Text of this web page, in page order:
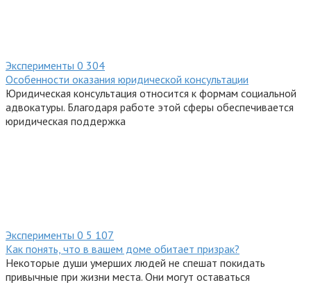
Эксперименты 0 304
Особенности оказания юридической консультации
Юридическая консультация относится к формам социальной
адвокатуры. Благодаря работе этой сферы обеспечивается
юридическая поддержка
Эксперименты 0 5 107
Как понять, что в вашем доме обитает призрак?
Некоторые души умерших людей не спешат покидать
привычные при жизни места. Они могут оставаться